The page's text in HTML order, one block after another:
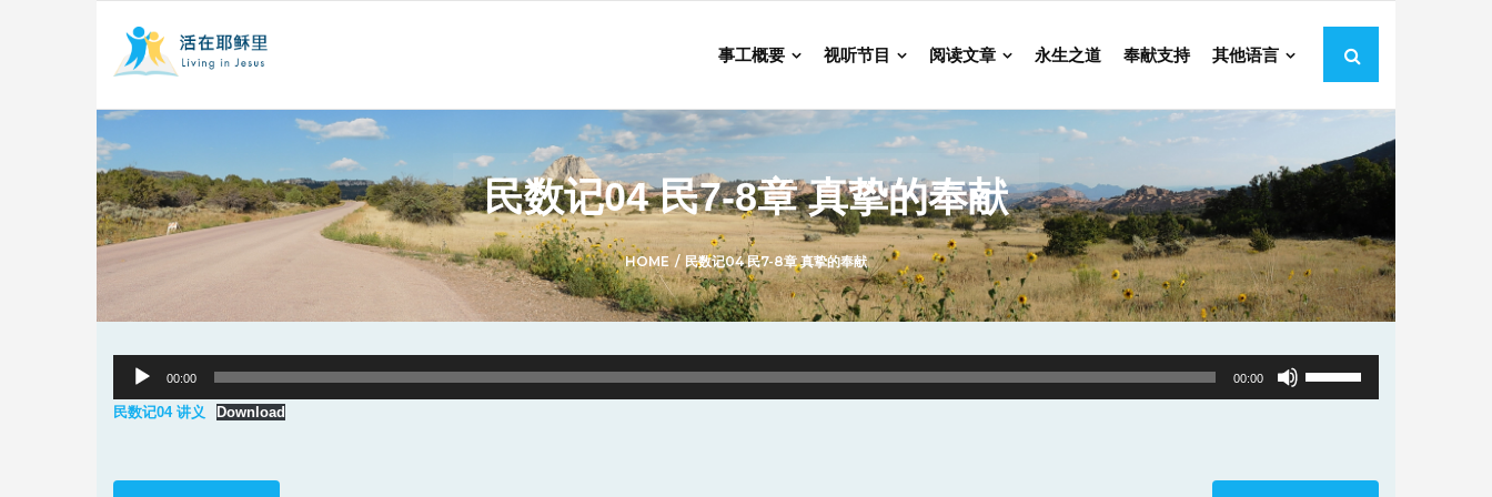
事工概要 视听节目 阅读文章 永生之道 奉献支持 其他语言
民数记04 民7-8章 真挚的奉献
HOME / 民数记04 民7-8章 真挚的奉献
Audio
Player
00:00 00:00
Use
Up/Down
民数记04 讲义 Download